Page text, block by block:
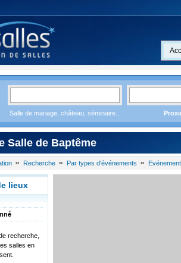
Salle de mariage, château, séminaire...
Salle de Baptême
Recherche Par types d'événements
lieux
recherche,
salles en